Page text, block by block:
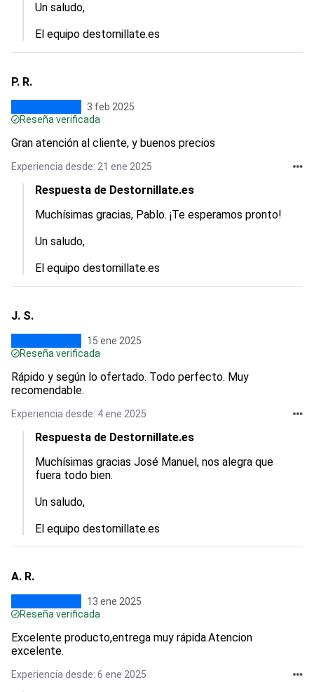
Un saludo,
El equipo destornillate.es
P. R.
3 feb 2025
Reseña verificada
Gran atención al cliente, y buenos precios
Experiencia desde: 21 ene 2025
Respuesta de Destornillate.es
Muchísimas gracias, Pablo. ¡Te esperamos pronto!
Un saludo,
El equipo destornillate.es
J. S.
15 ene 2025
Reseña verificada
Rápido y según lo ofertado. Todo perfecto. Muy
recomendable.
Experiencia desde: 4 ene 2025
Respuesta de Destornillate.es
Muchísimas gracias José Manuel, nos alegra que
fuera todo bien.
Un saludo,
El equipo destornillate.es
A. R.
13 ene 2025
Reseña verificada
Excelente producto,entrega muy rápida.Atencion
excelente.
Experiencia desde: 6 ene 2025